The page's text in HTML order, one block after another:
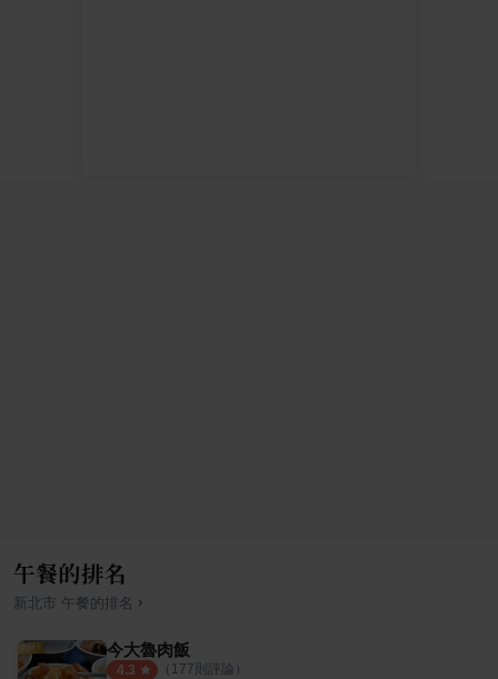
午餐的排名
新北市 午餐的排名 ›
今大魯肉飯
4.3 （ 177則評論）